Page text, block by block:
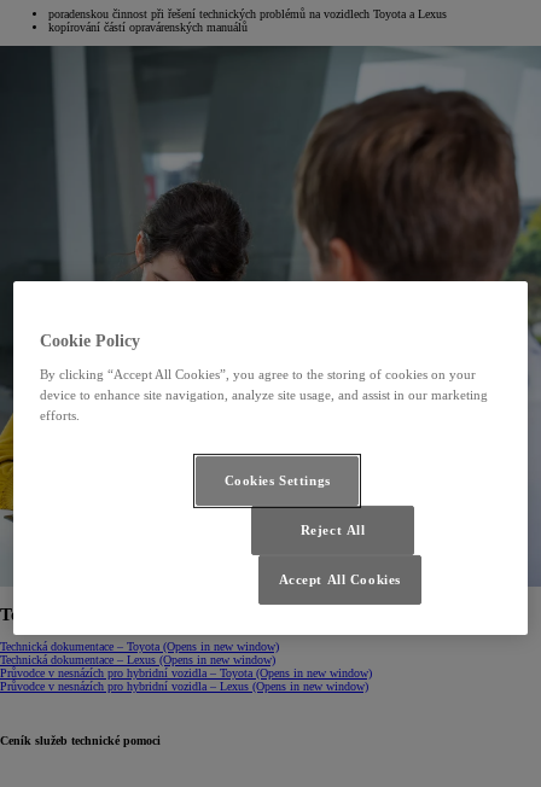
poradenskou činnost při řešení technických problémů na vozidlech Toyota a Lexus
kopírování částí opravárenských manuálů
Technická dokumentace
Technická dokumentace – Toyota (Opens in new window)
Technická dokumentace – Lexus (Opens in new window)
Průvodce v nesnázích pro hybridní vozidla – Toyota (Opens in new window)
Průvodce v nesnázích pro hybridní vozidla – Lexus (Opens in new window)
Ceník služeb technické pomoci
Cookie Policy
By clicking “Accept All Cookies”, you agree to the storing of cookies on your
device to enhance site navigation, analyze site usage, and assist in our marketing
efforts.
Cookies Settings
Reject All
Accept All Cookies